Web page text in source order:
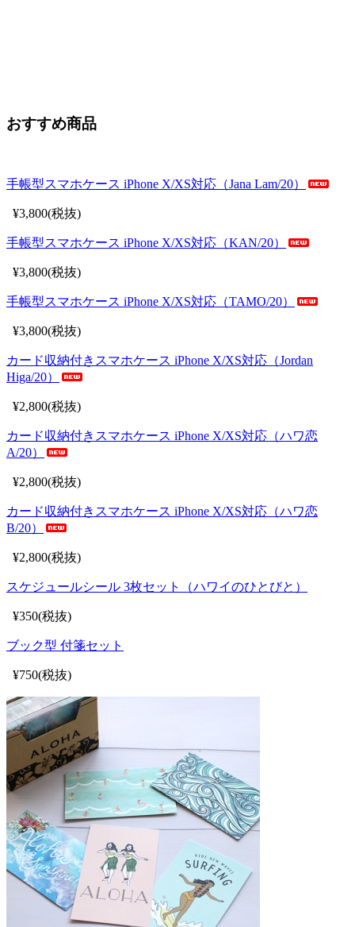
おすすめ商品
手帳型スマホケース iPhone X/XS対応（Jana Lam/20）
¥3,800(税抜)
手帳型スマホケース iPhone X/XS対応（KAN/20）
¥3,800(税抜)
手帳型スマホケース iPhone X/XS対応（TAMO/20）
¥3,800(税抜)
カード収納付きスマホケース iPhone X/XS対応（Jordan
Higa/20）
¥2,800(税抜)
カード収納付きスマホケース iPhone X/XS対応（ハワ恋
A/20）
¥2,800(税抜)
カード収納付きスマホケース iPhone X/XS対応（ハワ恋
B/20）
¥2,800(税抜)
スケジュールシール 3枚セット（ハワイのひとびと）
¥350(税抜)
ブック型 付箋セット
¥750(税抜)